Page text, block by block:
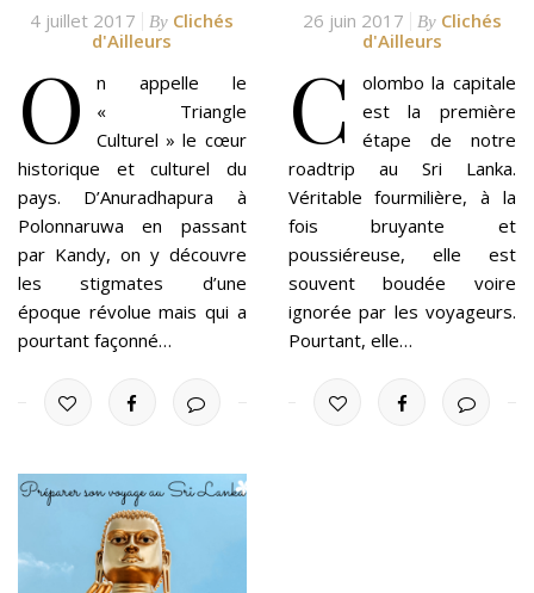
4 juillet 2017 By Clichés
d'Ailleurs
O
n appelle le
« Triangle
Culturel » le cœur
historique et culturel du
pays. D’Anuradhapura à
Polonnaruwa en passant
par Kandy, on y découvre
les stigmates d’une
époque révolue mais qui a
pourtant façonné…
26 juin 2017 By Clichés
d'Ailleurs
C
olombo la capitale
est la première
étape de notre
roadtrip au Sri Lanka.
Véritable fourmilière, à la
fois bruyante et
poussiéreuse, elle est
souvent boudée voire
ignorée par les voyageurs.
Pourtant, elle…